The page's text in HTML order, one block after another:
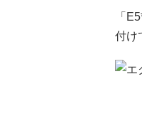
「
付け